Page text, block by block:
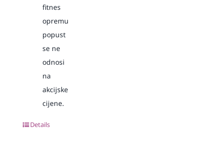
fitnes
opremu
popust
se ne
odnosi
na
akcijske
cijene.
Details